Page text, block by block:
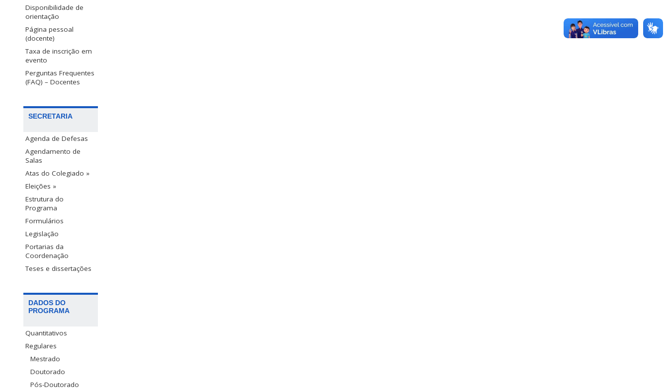
Disponibilidade de
orientação
Página pessoal
(docente)
Taxa de inscrição em
evento
Perguntas Frequentes
(FAQ) – Docentes
SECRETARIA
Agenda de Defesas
Agendamento de
Salas
Atas do Colegiado »
Eleições »
Estrutura do
Programa
Formulários
Legislação
Portarias da
Coordenação
Teses e dissertações
DADOS DO
PROGRAMA
Quantitativos
Regulares
Mestrado
Doutorado
Pós-Doutorado